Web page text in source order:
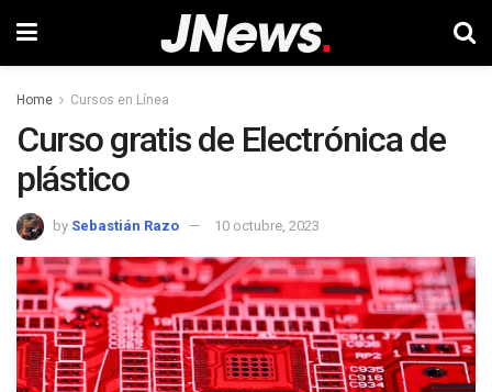
Home Cursos en Línea
Curso gratis de Electrónica de
plástico
by Sebastián Razo 10 octubre, 2023